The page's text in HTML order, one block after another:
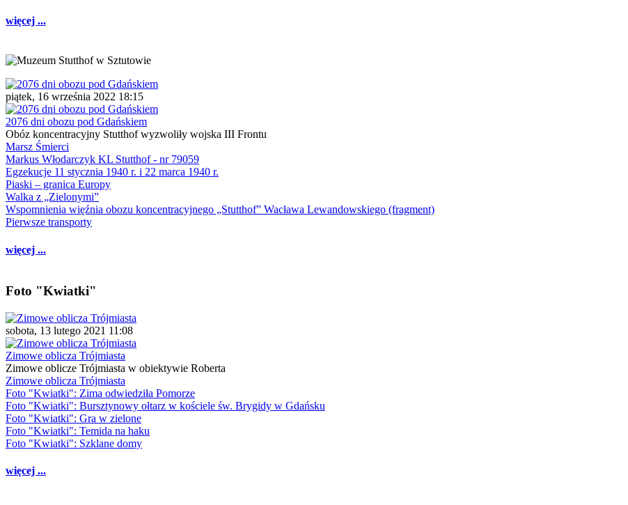
więcej ...
piątek, 16 września 2022 18:15
2076 dni obozu pod Gdańskiem
Obóz koncentracyjny Stutthof wyzwoliły wojska III Frontu
Marsz Śmierci
Markus Włodarczyk KL Stutthof - nr 79059
Egzekucje 11 stycznia 1940 r. i 22 marca 1940 r.
Piaski – granica Europy
Walka z „Zielonymi”
Wspomnienia więźnia obozu koncentracyjnego „Stutthof” Wacława Lewandowskiego (fragment)
Pierwsze transporty
więcej ...
Foto "Kwiatki"
sobota, 13 lutego 2021 11:08
Zimowe oblicza Trójmiasta
Zimowe oblicze Trójmiasta w obiektywie Roberta
Zimowe oblicza Trójmiasta
Foto "Kwiatki": Zima odwiedziła Pomorze
Foto "Kwiatki": Bursztynowy ołtarz w kościele św. Brygidy w Gdańsku
Foto "Kwiatki": Gra w zielone
Foto "Kwiatki": Temida na haku
Foto "Kwiatki": Szklane domy
więcej ...